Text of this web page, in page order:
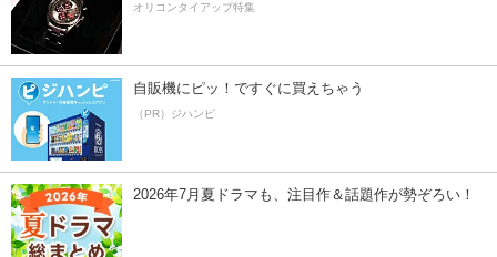
オリコンタイアップ特集
自販機にピッ！ですぐに買えちゃう
（PR）ジハンピ
2026年7月夏ドラマも、注目作＆話題作が勢ぞろい！